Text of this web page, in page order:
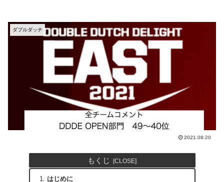
ダブルダッチ
2021.08.20
もくじ
はじめに